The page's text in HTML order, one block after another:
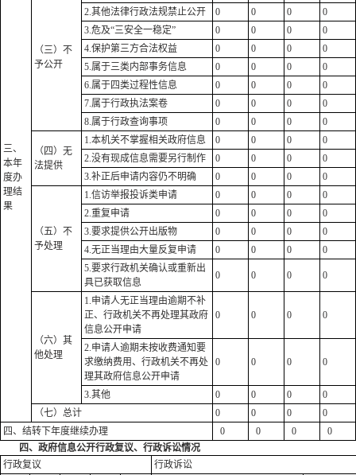
三、
本年
度办
理结
果
（三）不
予公开
2.其他法律行政法规禁止公开
0 0 0
0
3.危及“三安全一稳定”
0 0 0
0
4.保护第三方合法权益
0 0 0
0
5.属于三类内部事务信息
0 0 0
0
6.属于四类过程性信息
0 0 0
0
7.属于行政执法案卷
0 0 0
0
8.属于行政查询事项
0 0 0 0
（四）无
法提供
1.本机关不掌握相关政府信息 0 0 0
0
2.没有现成信息需要另行制作
0 0 0
0
3.补正后申请内容仍不明确
0 0 0 0
（五）不
予处理
1.信访举报投诉类申请 0 0 0
0
2.重复申请
0 0 0
0
3.要求提供公开出版物
0 0 0
0
4.无正当理由大量反复申请
0 0 0
0
5.要求行政机关确认或重新出
具已获取信息
0 0 0 0
（六）其
他处理
1.申请人无正当理由逾期不补
正、行政机关不再处理其政府
信息公开申请
0 0 0 0
2.申请人逾期未按收费通知要
求缴纳费用、行政机关不再处
理其政府信息公开申请
0 0 0 0
3.其他 0 0 0
0
（七）总计
0 0 0
0
四、结转下年度继续办理
0 0 0
0
四、政府信息公开行政复议、行政诉讼情况
行政复议
行政诉讼